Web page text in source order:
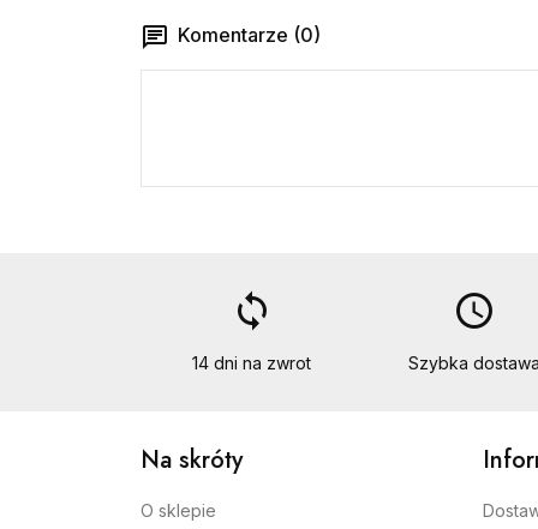
Komentarze (0)
loop
14 dni na zwrot
access_time
Szybka dostawa
Na skróty
O sklepie